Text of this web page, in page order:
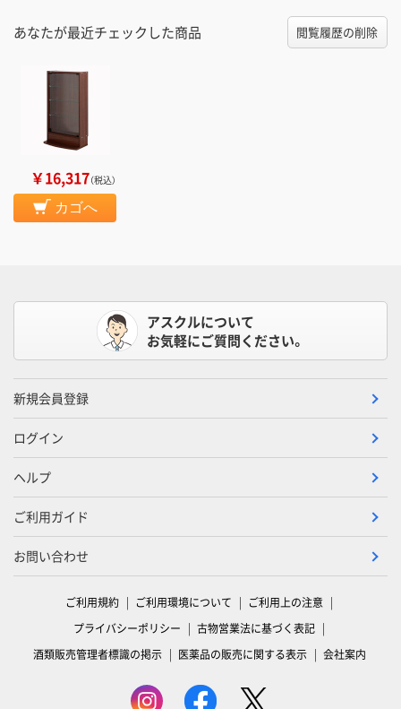
あなたが最近チェックした商品 閲覧履歴の削除
￥16,317（税込）
カゴへ
アスクルについて
お気軽にご質問ください。
新規会員登録
ログイン
ヘルプ
ご利用ガイド
お問い合わせ
ご利用規約 ご利用環境について
ご利用上の注意
プライバシーポリシー
古物営業法に基づく表記
酒類販売管理者標識の掲示
医薬品の販売に関する表示 会社案内